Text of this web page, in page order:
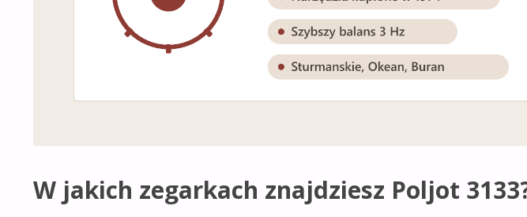
W jakich zegarkach znajdziesz Poljot